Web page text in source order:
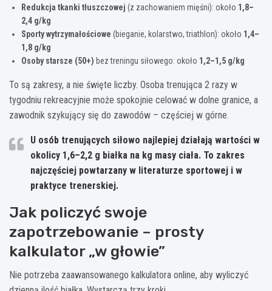
Redukcja tkanki tłuszczowej (z zachowaniem mięśni): około 1,8–
2,4 g/kg
Sporty wytrzymałościowe (bieganie, kolarstwo, triathlon): około 1,4–
1,8 g/kg
Osoby starsze (50+) bez treningu siłowego: około 1,2–1,5 g/kg
To są zakresy, a nie święte liczby. Osoba trenująca 2 razy w
tygodniu rekreacyjnie może spokojnie celować w dolne granice, a
zawodnik szykujący się do zawodów – częściej w górne.
U osób trenujących siłowo najlepiej działają wartości w
okolicy 1,6–2,2 g białka na kg masy ciała. To zakres
najczęściej powtarzany w literaturze sportowej i w
praktyce trenerskiej.
Jak policzyć swoje
zapotrzebowanie – prosty
kalkulator „w głowie”
Nie potrzeba zaawansowanego kalkulatora online, aby wyliczyć